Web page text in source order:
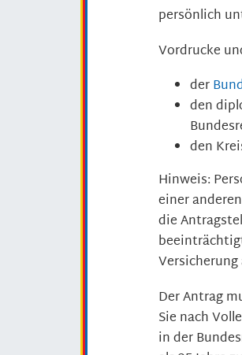
persönlich
Vordrucke
der
den
den
Hinweis:
einer
die
Der Antrag
Sie nach
in der